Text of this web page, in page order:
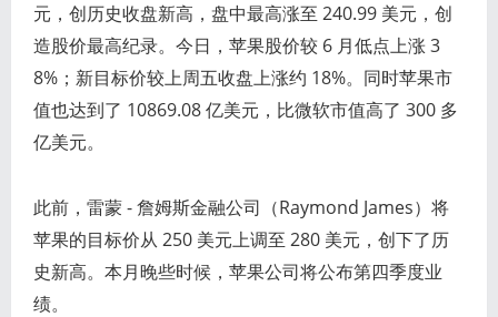
元，创历史收盘新高，盘中最高涨至 240.99 美元，创
造股价最高纪录。今日，苹果股价较 6 月低点上涨 3
8%；新目标价较上周五收盘上涨约 18%。同时苹果市
值也达到了 10869.08 亿美元，比微软市值高了 300 多
亿美元。
此前，雷蒙 - 詹姆斯金融公司（Raymond James）将
苹果的目标价从 250 美元上调至 280 美元，创下了历
史新高。本月晚些时候，苹果公司将公布第四季度业
绩。